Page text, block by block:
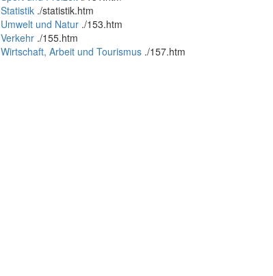
Statistik ./statistik.htm
Umwelt und Natur ./153.htm
Verkehr ./155.htm
Wirtschaft, Arbeit und Tourismus ./157.htm